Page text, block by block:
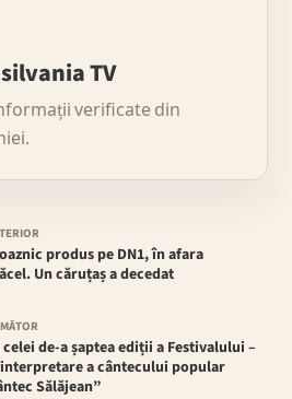
TV
verificate din
produs pe DN1, în afara
Un căruțaș a decedat
de-a șaptea ediții a Festivalului –
a cântecului popular
Sălăjean”